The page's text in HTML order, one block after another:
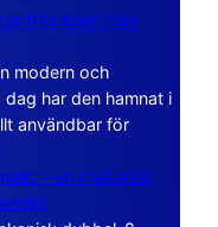
från tiden före
modern och
har den hamnat i
användbar för
– en mekanisk